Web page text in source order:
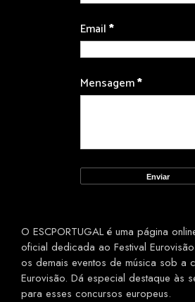
Email*
Mensagem*
O ESCPORTUGAL é uma página
oficial dedicada ao Festival
os demais eventos de música sob a
Eurovisão. Dá especial destaque às
para esses concursos europeus.